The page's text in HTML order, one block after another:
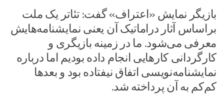
بازیگر نمایش «اعتراف» گفت: تئاتر یک ملت
براساس آثار دراماتیک آن یعنی نمایشنامه‌هایش
معرفی می‌شود. ما در زمینه بازیگری و
کارگردانی کارهایی انجام داده بودیم اما درباره
نمایشنامه‌نویسی اتفاق نیفتاده بود و بعدها
کم‌کم به آن پرداخته شد.